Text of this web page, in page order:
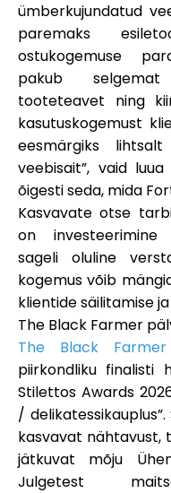
ümberkujundatud
paremaks
ostukogemuse
pakub
tooteteavet ning
kasutuskogemust
eesmärgiks
veebisait”, vaid
õigesti seda, mida
Kasvavate otse
on investeerimine
sageli oluline
kogemus võib
klientide säilitamise
The Black Farmer
The Black Farmer
piirkondliku finalisti
Stilettos Awards
/
kasvavat nähtavust,
jätkuvat mõju
Julgetest